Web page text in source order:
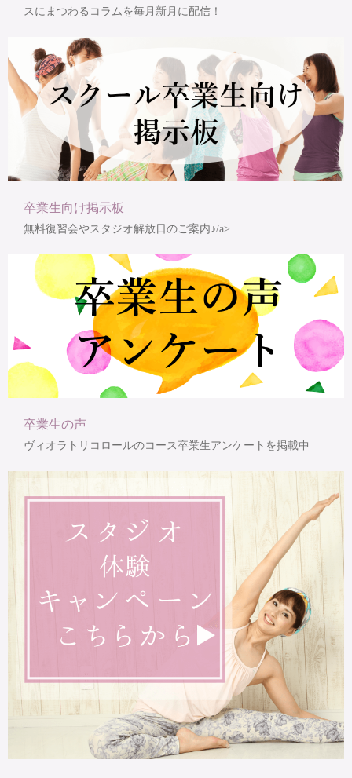
スにまつわるコラムを毎月新月に配信！
卒業生向け掲示板
無料復習会やスタジオ解放日のご案内♪/a>
卒業生の声
ヴィオラトリコロールのコース卒業生アンケートを掲載中